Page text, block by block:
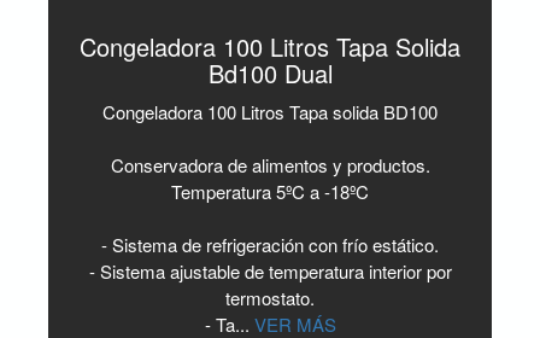
Congeladora 100 Litros Tapa Solida
Bd100 Dual
Congeladora 100 Litros Tapa solida BD100
Conservadora de alimentos y productos.
Temperatura 5ºC a -18ºC
- Sistema de refrigeración con frío estático.
- Sistema ajustable de temperatura interior por
termostato.
- Ta... VER MÁS